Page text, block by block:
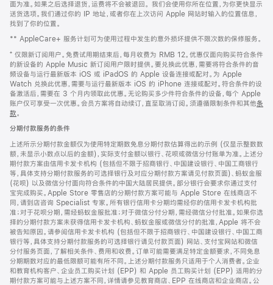
页
脚
面为准。如果之后选择退货，运费将不会被退回。 我们会使用你所在位置，为你更快显示
送货选项。我们通过你的 IP 地址，或者你在上次访问 Apple 网站时输入的位置信息，
找到了你的位置。
** AppleCare+ 服务计划可为使用过程中发生的意外损坏提供不限次数的保修服务。
⁺ 仅限新订阅用户。免费试用期结束后，每月收费为 RMB 12。优惠仅面向购买符合条件
的新设备的 Apple Music 新订阅用户限时提供。要兑换此优惠，需要将符合条件的音
频设备与运行最新版本 iOS 或 iPadOS 的 Apple 设备连接或配对。为 Apple
Watch 兑换此优惠，需要与运行最新版本 iOS 的 iPhone 连接或配对。符合条件的设
备激活后，需要在 3 个月内领取此优惠。无论购买多少件符合条件的设备，每个 Apple
账户仅可享受一次优惠。会员方案将自动续订，直至取消订阅。须遵循限制条件和其他条
款。
窗
口
中
打
开)
分期付款服务的条件
上述所示分期付款金额仅为使用特定期数免息分期付款估算得出的示例 (仅显示整数数
额，未显示小数点以后的金额)，实际支付金额以银行、花呗或微信分付账单为准。上述分
期付款方案由信用卡发卡机构 (包括但不限于招商银行、中国建设银行、中国工商银行
等，具体支持分期付款服务的可选择银行及对应分期付款方案请见付款页面)、蚂蚁金服
(花呗) 以及微信分付面向符合条件的中国大陆居民提供。部分银行会要求你通过支付
宝完成购买。Apple Store 零售店的分期付款方案可能与 Apple Store 在线商店不
同，请到店咨询 Specialist 专家。所有银行信用卡分期均需经你的信用卡发卡机构批
准；对于花呗分期，需经蚂蚁金服批准；对于微信分付分期，需经微信分付批准。如果你选
择的分期付款方案未获得信用卡发卡机构、蚂蚁金服或微信分付的批准，Apple 将不会
被告知原因。请参阅信用卡发卡机构 (包括但不限于招商银行、中国建设银行、中国工商
银行等，具体支持分期付款服务的可选择银行请见付款页面) 网站、支付宝网站和微信
分付服务页面，了解相关条件、费用和收费。订单可能需要满足特定金额要求，不同免息
分期期数对应的最低限额可能有所不同。上述分期付款服务只适用于个人消费者。企业
和教育机构客户、企业员工购买计划 (EPP) 和 Apple 员工购买计划 (EPP) 适用的分
期付款方案可能与上述方案不同，详情请参见教育商店、EPP 在线商店和企业商店。公